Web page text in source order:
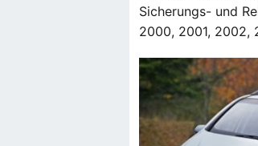
Sicherungs- und
2000, 2001, 2002,